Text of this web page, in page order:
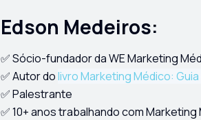
Edson Medeiros:
✅ Sócio-fundador da WE Marketing
✅ Autor dolivro Marketing Médico:
✅ Palestrante
✅ 10+ anos trabalhando com Marketing